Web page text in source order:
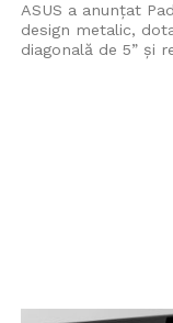
ASUS a anunțat
design metalic,
diagonală de 5” și